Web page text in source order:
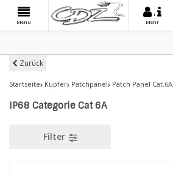
Menu
+
Mehr
Zurück
Startseite Kupfer Patchpanel Patch Panel Cat.6A
IP68 Categorie Cat 6A
Filter